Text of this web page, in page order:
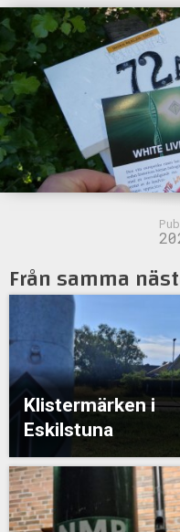
Från samma
Klistermärken i
Eskilstuna